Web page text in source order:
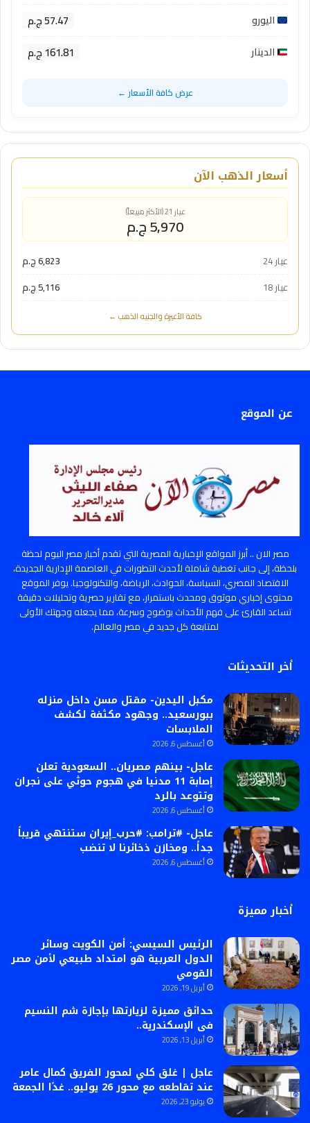
اليورو 57.47 ج.م
الدينار 161.81 ج.م
عرض كافة الأسعار ←
أسعار الذهب الآن
عيار 21 (الأكثر مبيعاً)
5,970 ج.م
عيار 24
6,823 ج.م
عيار 18
5,116 ج.م
كافة الأعيرة والجنيه الذهب ←
عن الموقع
مصر الان .. أبرز المواقع الإخبارية المصرية التي تقدم أخبار مصر اليوم لحظة
بلحظة، إلى جانب تغطية شاملة لأحدث التطورات في العاصمة الإدارية الجديدة،
الاقتصاد المصري، السياسة، الحوادث، الرياضة، والتكنولوجيا. يوفر الموقع
محتوى إخباري موثوق ومحدث باستمرار، مع تقارير حصرية وتحليلات دقيقة
تساعد القارئ على فهم الأحداث بوضوح وسرعة، مما يجعله وجهتك الأولى
لمتابعة كل جديد في مصر والعالم.
أخر التحديثات
مكبل اليدين- مقتل مسن داخل منزله
ببورسعيد.. وجهود مكثفة لكشف
الملابسات
أغسطس 6, 2026
عاجل- بينهم مصريان.. السعودية تعلن
إصابة 11 مدنيا في هجوم حوثي على نجران
وتتوعد بالرد
أغسطس 6, 2026
عاجل- #ترامب: #حرب_إيران ستنتهي قريباً
جداً.. ومخازن ذخائرنا لا تنضب
أغسطس 6, 2026
أخبار مميزة
الرئيس السيسي: أمن الكويت وسائر
الدول العربية هو امتداد طبيعي لأمن مصر
القومي
أبريل 19, 2026
حدائق مميزة لزيارتها بإجازة شم النسيم
فى الإسكندرية..
أبريل 13, 2026
عاجل | غلق كلي لمحور الفريق كمال عامر
عند تقاطعه مع محور 26 يوليو.. غدًا الجمعة
يوليو 23, 2026